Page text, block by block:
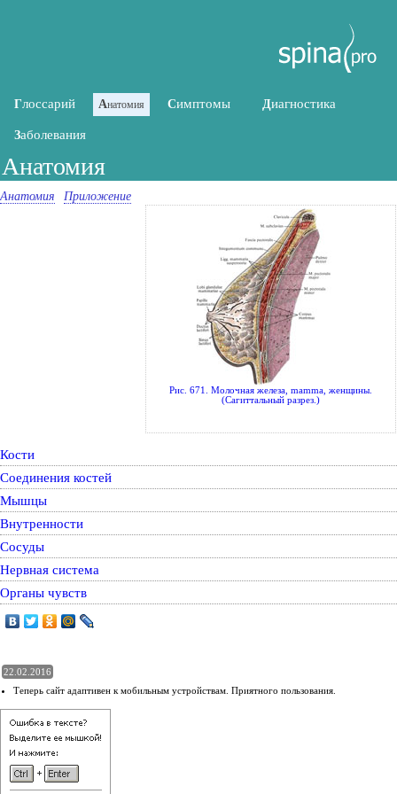
Глоссарий Анатомия Симптомы Диагностика
Заболевания
Анатомия
Анатомия Приложение
Рис. 671. Молочная железа, mamma, женщины.
(Сагиттальный разрез.)
Кости
Соединения костей
Мышцы
Внутренности
Сосуды
Нервная система
Органы чувств
22.02.2016
Теперь сайт адаптивен к мобильным устройствам. Приятного пользования.